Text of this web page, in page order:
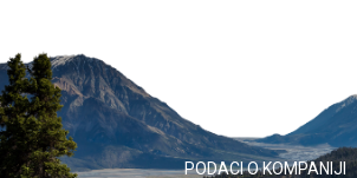
PODACI O KOMPANIJI